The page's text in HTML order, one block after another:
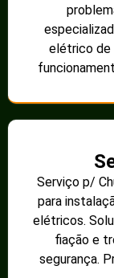
elétrico de
Serviço p/
para
elétricos.
fiação e
segurança.